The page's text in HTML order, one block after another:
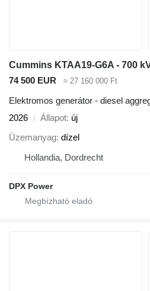
74 500 EUR ≈ 27 160 000 Ft
Elektromos generátor - diesel
2026
Állapot új
Üzemanyag dízel
Hollandia, Dordrecht
DPX Power